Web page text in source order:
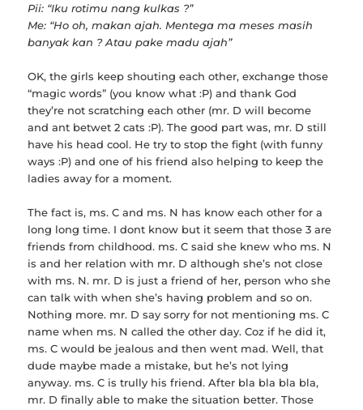
Pii: “Iku rotimu nang kulkas ?”
Me: “Ho oh, makan ajah. Mentega ma meses masih
banyak kan ? Atau pake madu ajah”
OK, the girls keep shouting each other, exchange those
“magic words” (you know what :P) and thank God
they’re not scratching each other (mr. D will become
and ant betwet 2 cats :P). The good part was, mr. D still
have his head cool. He try to stop the fight (with funny
ways :P) and one of his friend also helping to keep the
ladies away for a moment.
The fact is, ms. C and ms. N has know each other for a
long long time. I dont know but it seem that those 3 are
friends from childhood. ms. C said she knew who ms. N
is and her relation with mr. D although she’s not close
with ms. N. mr. D is just a friend of her, person who she
can talk with when she’s having problem and so on.
Nothing more. mr. D say sorry for not mentioning ms. C
name when ms. N called the other day. Coz if he did it,
ms. C would be jealous and then went mad. Well, that
dude maybe made a mistake, but he’s not lying
anyway. ms. C is trully his friend. After bla bla bla bla,
mr. D finally able to make the situation better. Those